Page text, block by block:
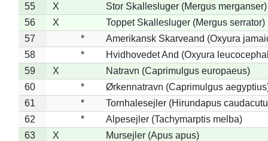
55
X
Stor Skallesluger (Mergus merganser)
56
X
Toppet Skallesluger (Mergus serrator)
57
*
Amerikansk Skarveand (Oxyura
58
*
Hvidhovedet And (Oxyura
59
X
Natravn (Caprimulgus europaeus)
60
*
Ørkennatravn (Caprimulgus
61
*
Tornhalesejler (Hirundapus
62
*
Alpesejler (Tachymarptis melba)
63
X
Mursejler (Apus apus)